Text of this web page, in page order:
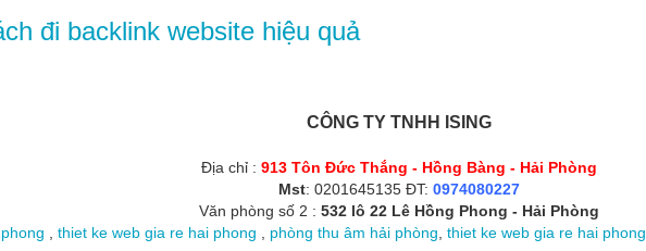
đi backlink website hiệu quả
CÔNG TY TNHH ISING
Địa chỉ : 913 Tôn Đức Thắng - Hồng Bàng - Hải Phòng
Mst: 0201645135 ĐT: 0974080227
Văn phòng số 2 : 532 lô 22 Lê Hồng Phong - Hải Phòng
thiet ke web gia re hai phong phòng thu âm hải phòng thiet ke web gia re hai phong